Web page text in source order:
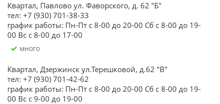
Квартал, Павлово ул. Фаворского, д. 62 "Б"
тел: +7 (930) 701-38-33
график работы: Пн-Пт с 8-00 до 20-00 Сб с 8-00 до 19-
00 Вс с 8-00 до 17-00
Много
Квартал, Дзержинск ул.Терешковой, д.62 "В"
тел: +7 (930) 701-42-62
график работы: Пн-Пт с 8-00 до 20-00 Сб с 8-00 до 19-
00 Вс с 9-00 до 19-00